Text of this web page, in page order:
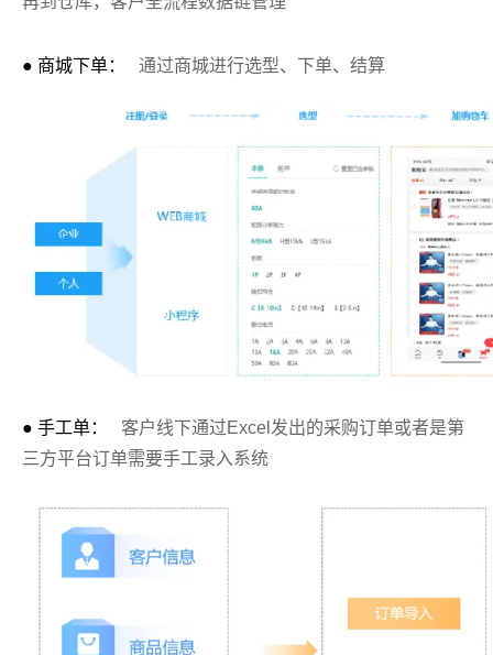
● 商城下单： 通过商城进行选型、下单、结算
● 手工单：
客户线下通过Excel发出的采购订单或者是第
三方平台订单需要手工录入系统